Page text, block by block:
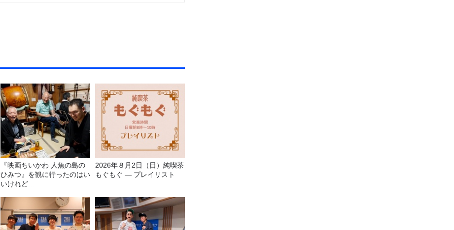
『映画ちいかわ 人魚の島の
ひみつ』を観に行ったのはい
いけれど…
2026年８月2日（日）純喫茶
もぐもぐ ― プレイリスト